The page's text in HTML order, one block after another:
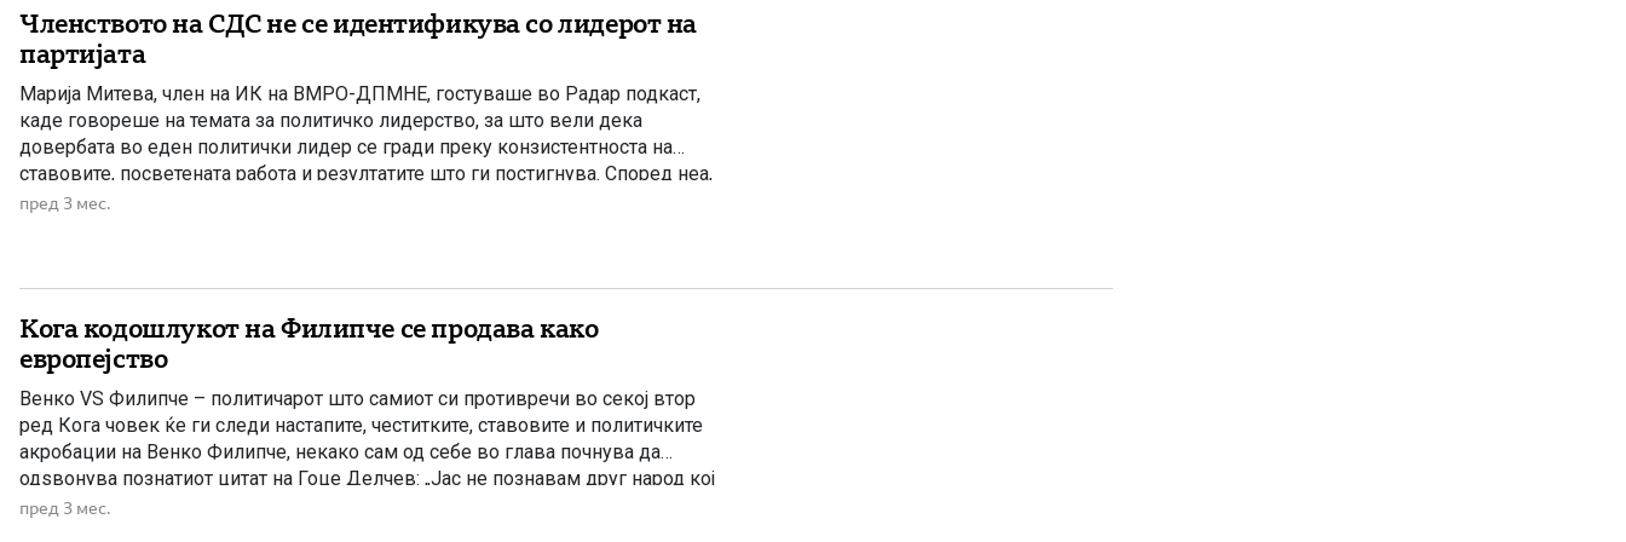
Членството на СДС не се идентификува со лидерот на
партијата
Марија Митева, член на ИК на ВМРО-ДПМНЕ, гостуваше во Радар подкаст,
каде говореше на темата за политичко лидерство, за што вели дека
довербата во еден политички лидер се гради преку конзистентноста на
ставовите, посветената работа и резултатите што ги постигнува. Според неа,
разликата меѓу лидерот на ВМРО-ДПМНЕ и лидерот на СДС е очигледна
пред 3 мес.
Кога кодошлукот на Филипче се продава како
европејство
Венко VS Филипче – политичарот што самиот си противречи во секој втор
ред Кога човек ќе ги следи настапите, честитките, ставовите и политичките
акробации на Венко Филипче, некако сам од себе во глава почнува да
одѕвонува познатиот цитат на Гоце Делчев: „Јас не познавам друг народ кој
повеќе страдал од предавствата на своите синови – […]
пред 3 мес.